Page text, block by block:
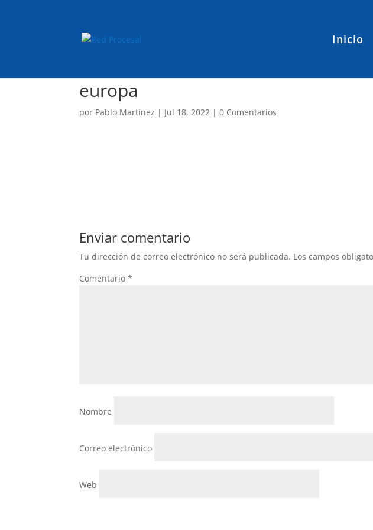
Inicio
europa
por Pablo Martínez | Jul 18, 2022 |0 Comentarios
Enviar comentario
Tu dirección de correo electrónico no será publicada. Los campos
Comentario*
Nombre
Correo electrónico
Web